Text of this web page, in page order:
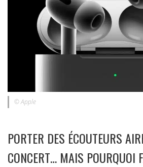
© Apple
PORTER DES ÉCOUTEURS
CONCERT… MAIS POURQUOI